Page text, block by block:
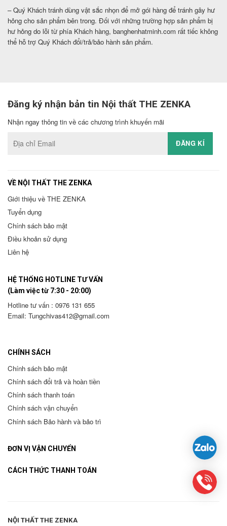
– Quý Khách tránh dùng vật sắc nhọn để mở gói hàng để tránh gây hư
hỏng cho sản phẩm bên trong. Đối với những trường hợp sản phẩm bị
hư hỏng do lỗi từ phía Khách hàng, banghenhatminh.com rất tiếc không
thể hỗ trợ Quý Khách đổi/trả/bảo hành sản phẩm.
Đăng ký nhận bản tin Nội thất THE ZENKA
Nhận ngay thông tin về các chương trình khuyến mãi
VỀ NỘI THẤT THE ZENKA
Giới thiệu về THE ZENKA
Tuyển dụng
Chính sách bảo mật
Điều khoản sử dụng
Liên hệ
HỆ THỐNG HOTLINE TƯ VẤN
(Làm việc từ 7:30 - 20:00)
Hotline tư vấn : 0976 131 655
Email: Tungchivas412@gmail.com
CHÍNH SÁCH
Chính sách bảo mật
Chính sách đổi trả và hoàn tiền
Chính sách thanh toán
Chính sách vận chuyển
Chính sách Bảo hành và bảo trì
ĐƠN VỊ VẬN CHUYỂN
CÁCH THỨC THANH TOÁN
NỘI THẤT THE ZENKA